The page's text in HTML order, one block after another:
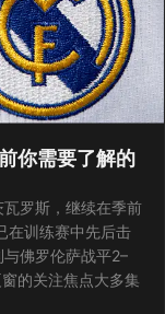
你需要了解的
罗斯，继续在季前
在训练赛中先后击
佛罗伦萨战平2–
的关注焦点大多集